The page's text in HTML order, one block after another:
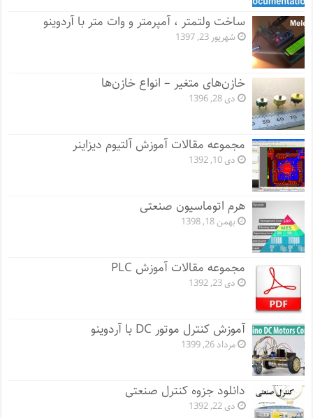
ساخت ولتمتر ، آمپرمتر و وات متر با آردوینو
شهریور 23, 1397
خازن‌های متغیر – انواع خازن‌ها
دی 28, 1396
مجموعه مقالات آموزش آلتیوم دیزاینر
دی 10, 1392
هرم اتوماسیون صنعتی
بهمن 18, 1398
مجموعه مقالات آموزش PLC
دی 23, 1392
آموزش کنترل موتور DC با آردوینو
مرداد 26, 1399
دانلود جزوه کنترل صنعتی
دی 22, 1392